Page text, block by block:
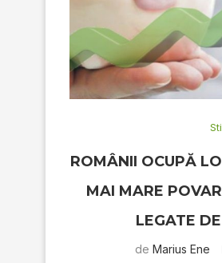
ROMÂNII OCUPĂ
MAI MARE
LEGATE
de Marius Ene